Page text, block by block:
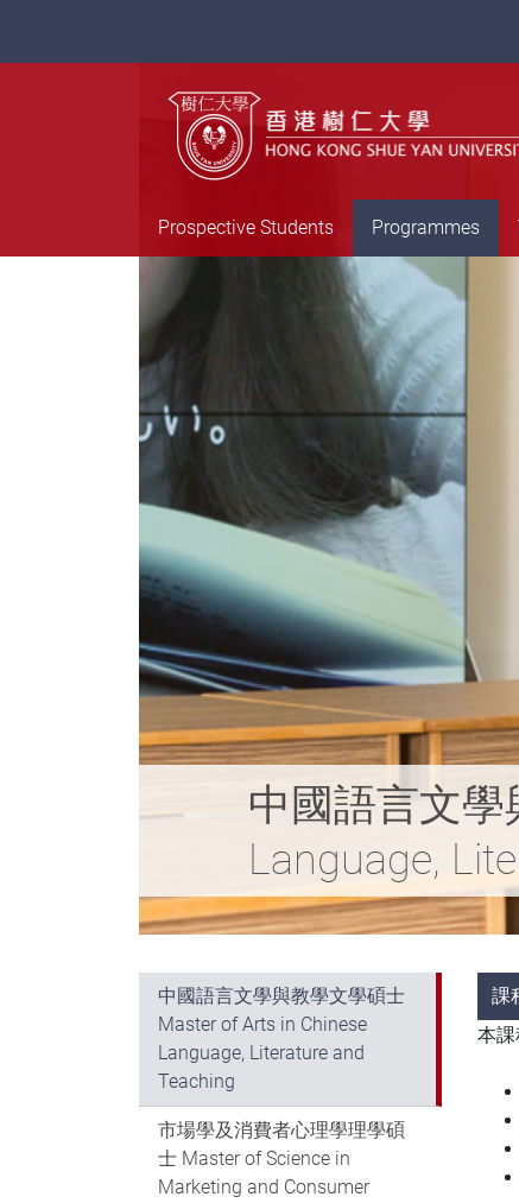
Prospective Students Programmes
中國語言文學
Language,
中國語言文學與教學文學碩士
Master of Arts in Chinese
Language, Literature and
Teaching
市場學及消費者心理學理學碩
士 Master of Science in
Marketing and Consumer
課
本課